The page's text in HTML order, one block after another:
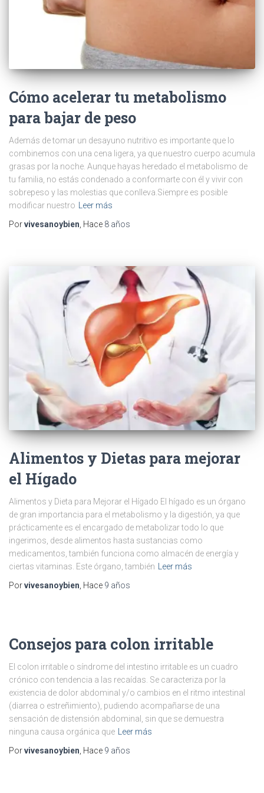
Cómo acelerar tu metabolismo
para bajar de peso
Además de tomar un desayuno nutritivo es importante que lo
combinemos con una cena ligera, ya que nuestro cuerpo acumula
grasas por la noche. Aunque hayas heredado el metabolismo de
tu familia, no estás condenado a conformarte con él y vivir con
sobrepeso y las molestias que conlleva.Siempre es posible
modificar nuestro
Leer más
Porvivesanoybien , Hace 8 años
Alimentos y Dietas para mejorar
el Hígado
Alimentos y Dieta para Mejorar el Hígado El hígado es un órgano
de gran importancia para el metabolismo y la digestión, ya que
prácticamente es el encargado de metabolizar todo lo que
ingerimos, desde alimentos hasta sustancias como
medicamentos, también funciona como almacén de energía y
ciertas vitaminas. Este órgano, también Leer más
Porvivesanoybien, Hace 9 años
Consejos para colon irritable
El colon irritable o síndrome del intestino irritable es un cuadro
crónico con tendencia a las recaídas. Se caracteriza por la
existencia de dolor abdominal y/o cambios en el ritmo intestinal
(diarrea o estreñimiento), pudiendo acompañarse de una
sensación de distensión abdominal, sin que se demuestra
ninguna causa orgánica que Leer más
Porvivesanoybien, Hace 9 años